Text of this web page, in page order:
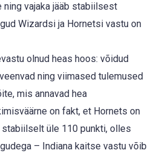
vajaka jääb stabiilsest
Wizardsi ja Hornetsi vastu on
olnud heas hoos: võidud
ning viimased tulemused
mis annavad hea
on fakt, et Hornets on
üle 110 punkti, olles
– Indiana kaitse vastu võib